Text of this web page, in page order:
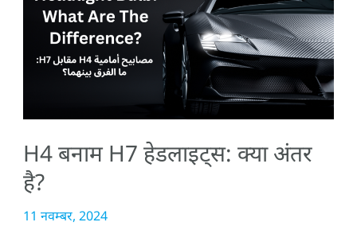
H4 बनाम H7 हेडलाइट्स: क्या अंतर
है?
11 नवम्बर, 2024
हेडलाइट्स:
क्या